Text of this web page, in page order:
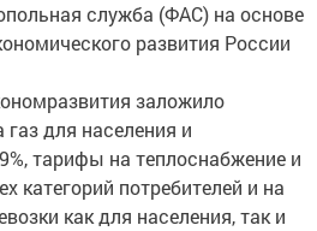
служба (ФАС) на основе
развития России
заложило
для населения и
тарифы на теплоснабжение и
категорий потребителей и на
как для населения, так и